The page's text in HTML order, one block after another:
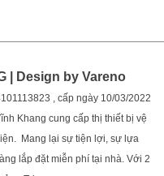
| Design by Vareno
, cấp ngày 10/03/2022
Khang cung cấp thị thiết bị vệ
Mang lại sự tiện lợi, sự lựa
lắp đặt miễn phí tại nhà. Với 2